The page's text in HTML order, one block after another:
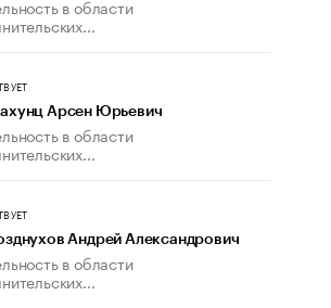
стареет иначе». Как живет глава
в области
Арсен Юрьевич
в области
Андрей Александрович
в области